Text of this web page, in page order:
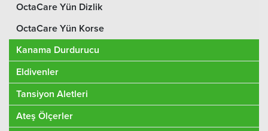
OctaCare Yün Dizlik
OctaCare Yün Korse
Kanama Durdurucu
Eldivenler
Tansiyon Aletleri
Ateş Ölçerler